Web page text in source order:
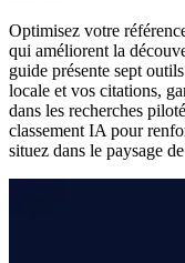
Optimisez votre
qui améliorent la
guide présente sept
locale et vos citations,
dans les recherches
classement IA pour
situez dans le paysage